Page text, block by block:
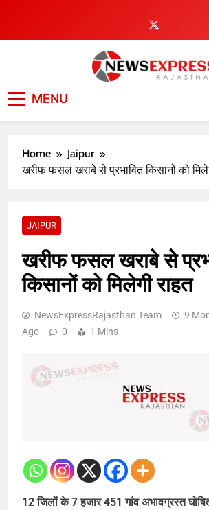
content
MENU
Home
Jaipur
खरीफ फसल खराबे से प्रभावित किसानों को
JAIPUR
खरीफ फसल खराबे से
किसानों को मिलेगी राहत
NewsExpressRajasthan Team
9
Ago
0 1 Mins
12 जिलों के 7 हजार 451 गांव अभावग्रस्त